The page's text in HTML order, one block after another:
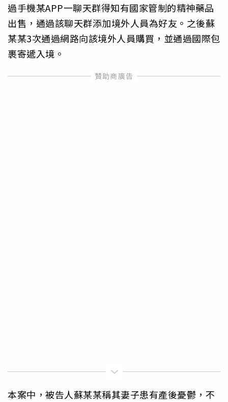
過手機某APP一聊天群得知有國家管制的精神藥品
出售，通過該聊天群添加境外人員為好友。之後蘇
某某3次通過網路向該境外人員購買，並通過國際包
裹寄遞入境。
本案中，被告人蘇某某稱其妻子患有產後憂鬱，不